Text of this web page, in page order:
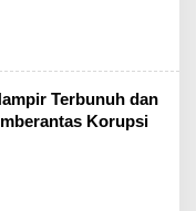
Terbunuh dan
Korupsi